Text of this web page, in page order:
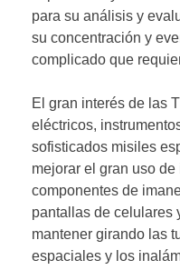
para su análisis y
su concentración y
complicado que
El gran interés de las
eléctricos,
sofisticados misiles
mejorar el gran uso
componentes de
pantallas de celulares
mantener girando las
espaciales y los